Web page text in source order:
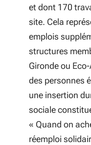
et dont 170
site. Cela
emplois
structures
Gironde ou
des personnes
une insertion
sociale
« Quand on
réemploi